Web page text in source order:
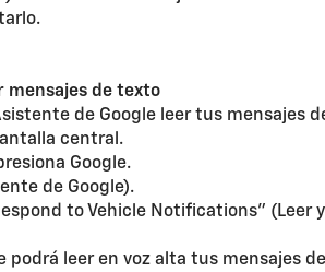
mensajes de texto
de Google leer tus mensajes
central.
Google.
de Google).
to Vehicle Notifications" (Leer
podrá leer en voz alta tus mensajes